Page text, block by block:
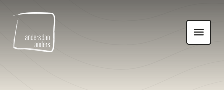
Anders
dan
Anders
Toon
navigatie